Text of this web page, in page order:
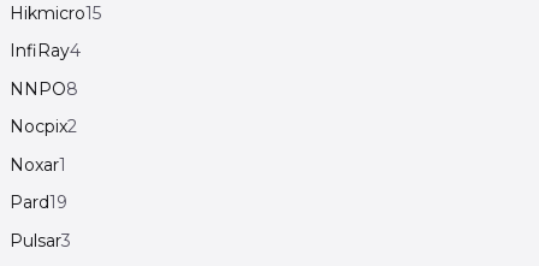
Hikmicro15
InfiRay4
NNPO8
Nocpix2
Noxar1
Pard19
Pulsar3